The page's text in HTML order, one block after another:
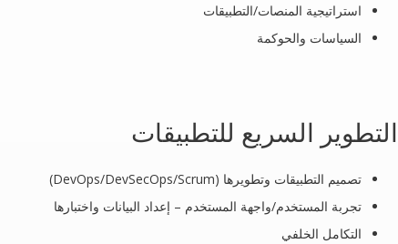
استراتيجية المنصات/التطبيقات
السياسات والحوكمة
التطوير السريع للتطبيقات
تصميم التطبيقات وتطويرها (DevOps/DevSecOps/Scrum)
تجربة المستخدم/واجهة المستخدم – إعداد البيانات واختبارها
التكامل الخلفي